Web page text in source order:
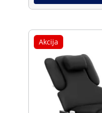
Akcija